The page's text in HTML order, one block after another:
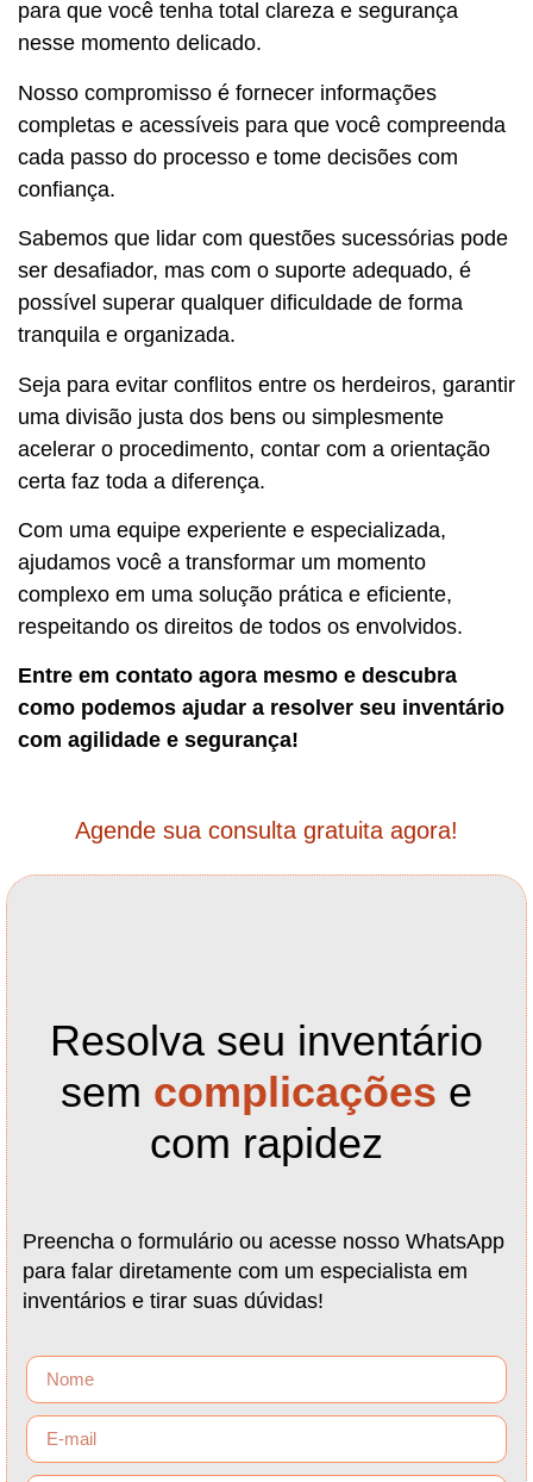
para que você tenha total clareza e segurança
nesse momento delicado.
Nosso compromisso é fornecer informações
completas e acessíveis para que você compreenda
cada passo do processo e tome decisões com
confiança.
Sabemos que lidar com questões sucessórias pode
ser desafiador, mas com o suporte adequado, é
possível superar qualquer dificuldade de forma
tranquila e organizada.
Seja para evitar conflitos entre os herdeiros, garantir
uma divisão justa dos bens ou simplesmente
acelerar o procedimento, contar com a orientação
certa faz toda a diferença.
Com uma equipe experiente e especializada,
ajudamos você a transformar um momento
complexo em uma solução prática e eficiente,
respeitando os direitos de todos os envolvidos.
Entre em contato agora mesmo e descubra
como podemos ajudar a resolver seu inventário
com agilidade e segurança!
Agende sua consulta gratuita agora!
Resolva seu inventário
sem complicações e
com rapidez
Preencha o formulário ou acesse nosso WhatsApp
para falar diretamente com um especialista em
inventários e tirar suas dúvidas!